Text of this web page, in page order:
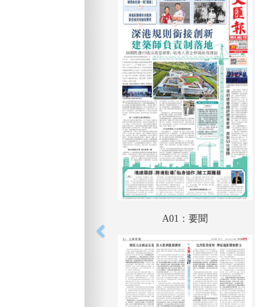
A01：要聞